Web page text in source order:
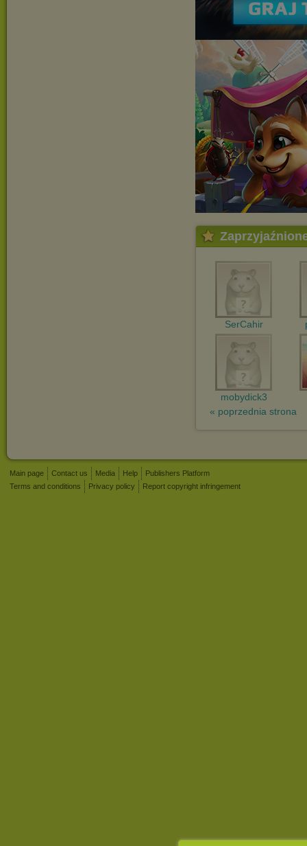
SerCahir
mobydick3
« poprzednia strona
Main page Contact us Media Help
Publishers Platform
Terms and conditions
Privacy policy Report copyright infringement